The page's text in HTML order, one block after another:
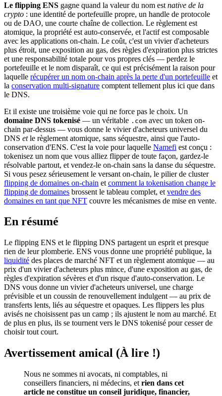
Le flipping ENS gagne quand la valeur du nom est native de la
crypto : une identité de portefeuille propre, un handle de protocole
ou de DAO, une courte chaîne de collection. Le règlement est
atomique, la propriété est auto-conservée, et l'actif est composable
avec les applications on-chain. Le coût, c'est un vivier d'acheteurs
plus étroit, une exposition au gas, des règles d'expiration plus strictes
et une responsabilité totale pour vos propres clés — perdez le
portefeuille et le nom disparaît, ce qui est précisément la raison pour
laquelle récupérer un nom on-chain après la perte d'un portefeuille et
la conservation multi-signature comptent tellement plus ici que dans
le DNS.
Et il existe une troisième voie qui ne force pas le choix. Un
domaine DNS tokenisé — un véritable .com avec un token on-
chain par-dessus — vous donne le vivier d'acheteurs universel du
DNS etle règlement atomique, sans séquestre, ainsi que l'auto-
conservation d'ENS. C'est la voie pour laquelle Namefi est conçu :
tokenisez un nom que vous alliez flipper de toute façon, gardez-le
résolvable partout, et vendez-le on-chain sans la danse du séquestre.
Si vous pesez sérieusement le versant on-chain, le pilier de cluster
flipping de domaines on-chain et comment la tokenisation change le
flipping de domaines brossent le tableau complet, et vendre des
domaines en tant que NFT couvre les mécanismes de mise en vente.
En résumé
Le flipping ENS et le flipping DNS partagent un esprit et presque
rien de leur plomberie. ENS vous donne une propriété publique, la
liquidité des places de marché NFT et un règlement atomique — au
prix d'un vivier d'acheteurs plus mince, d'une exposition au gas, de
règles d'expiration sévères et d'un risque d'auto-conservation. Le
DNS vous donne un vivier d'acheteurs universel, une charge
prévisible et un coussin de renouvellement indulgent — au prix de
transferts lents, liés au séquestre et opaques. Les flippers les plus
avisés ne choisissent pas un camp ; ils ajustent le nom au marché. Et
de plus en plus, ils se tournent vers le DNS tokenisé pour cesser de
choisir tout court.
Avertissement amical (À lire !)
Nous ne sommes ni avocats, ni comptables, ni
conseillers financiers, ni médecins, et rien dans cet
article ne constitue un conseil juridique, financier,